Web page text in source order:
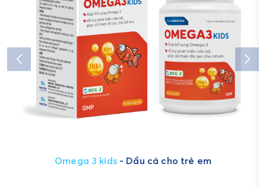
Omega 3 kids- Dầu cá cho trẻ em